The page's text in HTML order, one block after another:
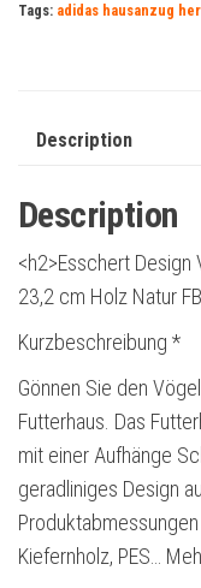
Tags: adidas hausanzug
Description
Description
<h2>Esschert
23,2 cm Holz Natur
Kurzbeschreibung *
Gönnen Sie den
Futterhaus. Das
mit einer Aufhänge
geradliniges Design
Kiefernholz, PES…